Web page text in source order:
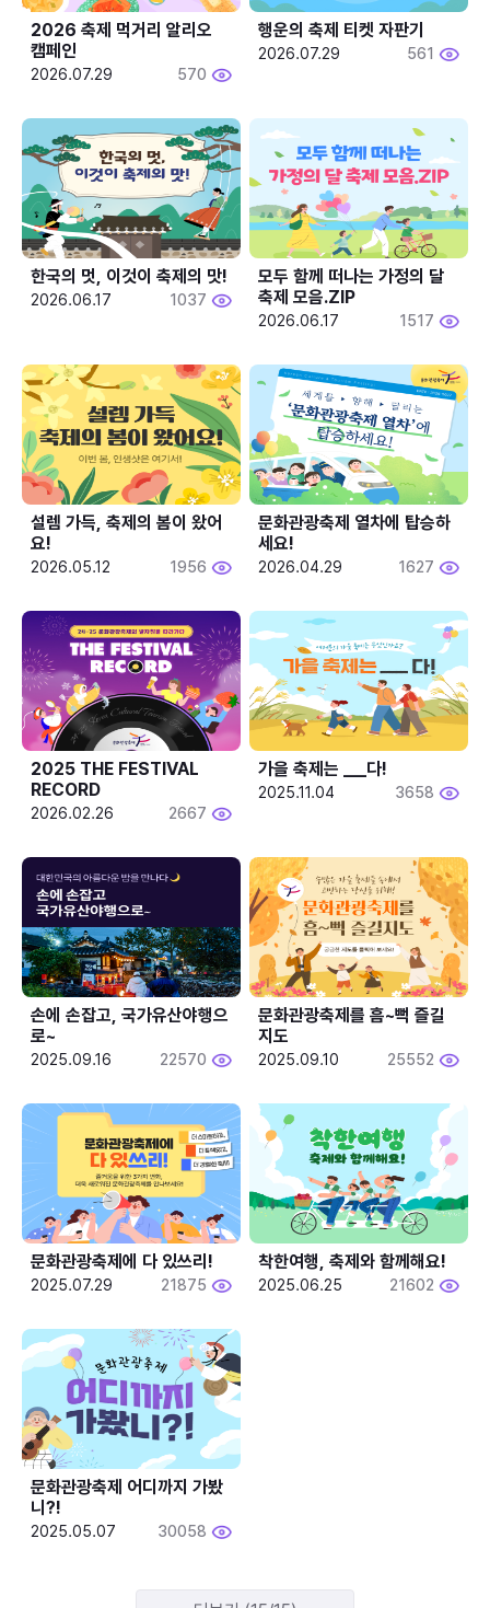
2026 축제 먹거리 알리오
캠페인
2026.07.29 570
행운의 축제 티켓 자판기
2026.07.29 561
한국의 멋, 이것이 축제의 맛!
2026.06.17 1037
모두 함께 떠나는 가정의 달
축제 모음.ZIP
2026.06.17 1517
설렘 가득, 축제의 봄이 왔어
요!
2026.05.12 1956
문화관광축제 열차에 탑승하
세요!
2026.04.29 1627
2025 THE FESTIVAL
RECORD
2026.02.26 2667
2025.11.04 3658
손에 손잡고, 국가유산야행으
로~
2025.09.16 22570
문화관광축제를 흠~뻑 즐길
지도
2025.09.10 25552
문화관광축제에 다 있쓰리!
2025.07.29 21875
착한여행, 축제와 함께해요!
2025.06.25 21602
문화관광축제 어디까지 가봤
니?!
2025.05.07 30058